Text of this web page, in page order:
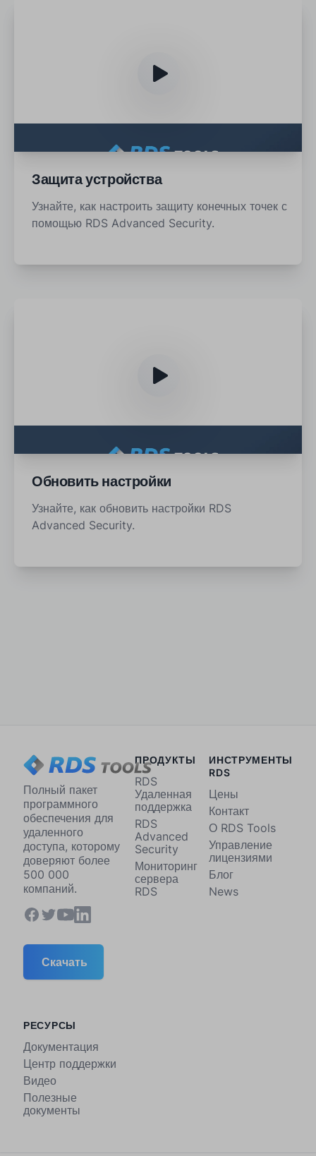
Защита устройства
Узнайте, как настроить защиту конечных точек с
помощью RDS Advanced Security.
Обновить настройки
Узнайте, как обновить настройки RDS
Advanced Security.
Полный пакет
программного
обеспечения для
удаленного
доступа, которому
доверяют более
500 000
компаний.
Скачать
ПРОДУКТЫ
RDS
Удаленная
поддержка
RDS
Advanced
Security
Мониторинг
сервера
RDS
РЕСУРСЫ
Документация
Центр поддержки
Видео
Полезные
документы
ИНСТРУМЕНТЫ
RDS
Цены
Контакт
О RDS Tools
Управление
лицензиями
Блог
News